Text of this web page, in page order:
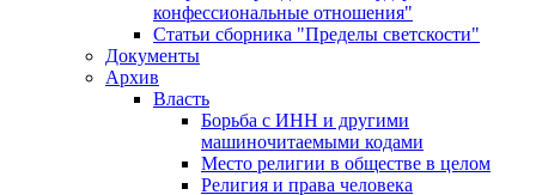
конфессиональные отношения"
Статьи сборника "Пределы светскости"
Документы
Архив
Власть
Борьба с ИНН и другими
машиночитаемыми кодами
Место религии в обществе в целом
Религия и права человека